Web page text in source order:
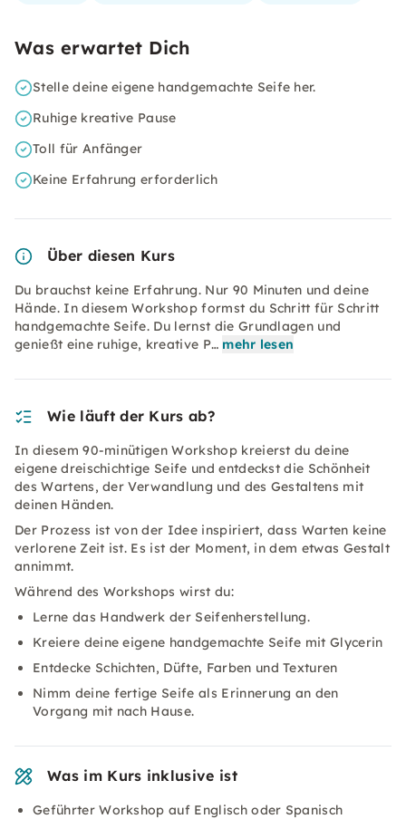
Was erwartet Dich
Stelle deine eigene handgemachte Seife her.
Ruhige kreative Pause
Toll für Anfänger
Keine Erfahrung erforderlich
Über diesen Kurs
Du brauchst keine Erfahrung. Nur 90 Minuten und deine
Hände. In diesem Workshop formst du Schritt für Schritt
handgemachte Seife. Du lernst die Grundlagen und
genießt eine ruhige, kreative P… mehr lesen
Wie läuft der Kurs ab?
In diesem 90-minütigen Workshop kreierst du deine
eigene dreischichtige Seife und entdeckst die Schönheit
des Wartens, der Verwandlung und des Gestaltens mit
deinen Händen.
Der Prozess ist von der Idee inspiriert, dass Warten keine
verlorene Zeit ist. Es ist der Moment, in dem etwas Gestalt
annimmt.
Während des Workshops wirst du:
Lerne das Handwerk der Seifenherstellung.
Kreiere deine eigene handgemachte Seife mit Glycerin
Entdecke Schichten, Düfte, Farben und Texturen
Nimm deine fertige Seife als Erinnerung an den
Vorgang mit nach Hause.
Was im Kurs inklusive ist
Geführter Workshop auf Englisch oder Spanisch